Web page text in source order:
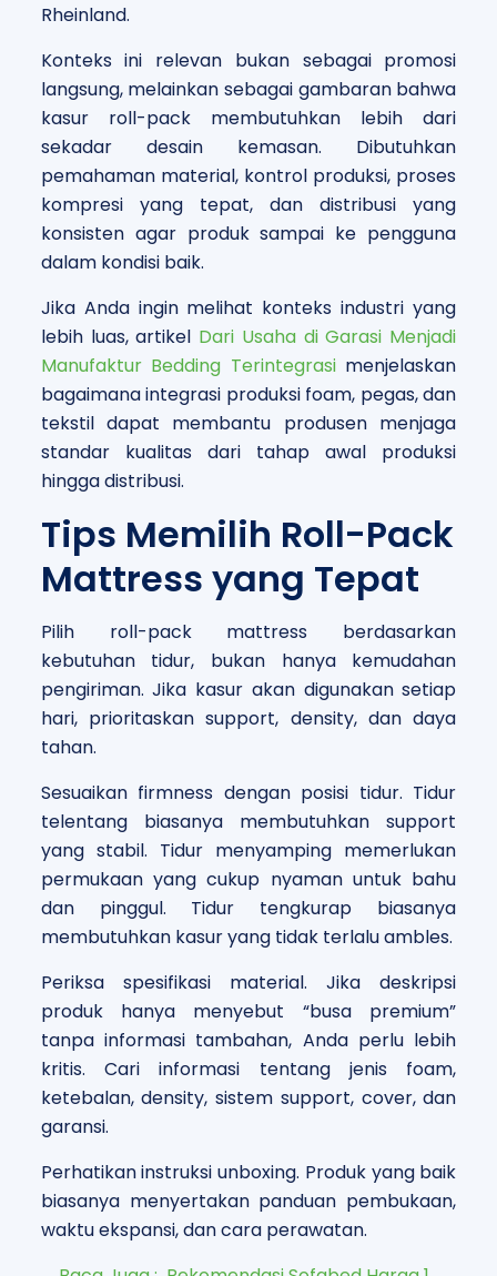
Rheinland.
Konteks ini relevan bukan sebagai promosi
langsung, melainkan sebagai gambaran bahwa
kasur roll-pack membutuhkan lebih dari
sekadar desain kemasan. Dibutuhkan
pemahaman material, kontrol produksi, proses
kompresi yang tepat, dan distribusi yang
konsisten agar produk sampai ke pengguna
dalam kondisi baik.
Jika Anda ingin melihat konteks industri yang
lebih luas, artikel Dari Usaha di Garasi Menjadi
Manufaktur Bedding Terintegrasimenjelaskan
bagaimana integrasi produksi foam, pegas, dan
tekstil dapat membantu produsen menjaga
standar kualitas dari tahap awal produksi
hingga distribusi.
Tips Memilih Roll-Pack
Mattress yang Tepat
Pilih roll-pack mattress berdasarkan
kebutuhan tidur, bukan hanya kemudahan
pengiriman. Jika kasur akan digunakan setiap
hari, prioritaskan support, density, dan daya
tahan.
Sesuaikan firmness dengan posisi tidur. Tidur
telentang biasanya membutuhkan support
yang stabil. Tidur menyamping memerlukan
permukaan yang cukup nyaman untuk bahu
dan pinggul. Tidur tengkurap biasanya
membutuhkan kasur yang tidak terlalu ambles.
Periksa spesifikasi material. Jika deskripsi
produk hanya menyebut “busa premium”
tanpa informasi tambahan, Anda perlu lebih
kritis. Cari informasi tentang jenis foam,
ketebalan, density, sistem support, cover, dan
garansi.
Perhatikan instruksi unboxing. Produk yang baik
biasanya menyertakan panduan pembukaan,
waktu ekspansi, dan cara perawatan.